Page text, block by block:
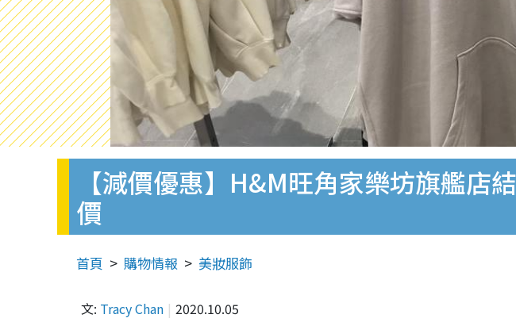
【減價優惠】H&M旺角家樂坊旗艦
價
首頁 購物情報 美妝服飾
文: Tracy Chan 2020.10.05